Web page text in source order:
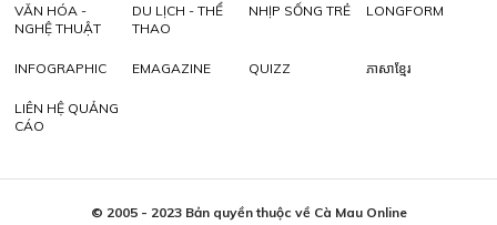
VĂN HÓA -
NGHỆ THUẬT
DU LỊCH - THỂ
THAO
NHỊP SỐNG TRẺ LONGFORM
INFOGRAPHIC EMAGAZINE QUIZZ ភាសាខ្មែរ
LIÊN HỆ QUẢNG
CÁO
© 2005 - 2023 Bản quyền thuộc về Cà Mau Online